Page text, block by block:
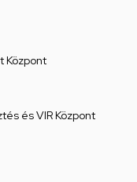
Központ
és VIR Központ